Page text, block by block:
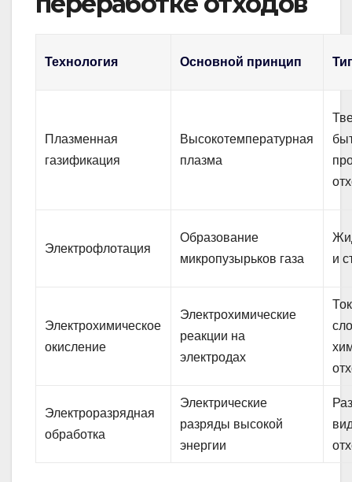
Технология Основной принцип
Плазменная
газификация
Высокотемпературная
плазма
Электрофлотация
Образование
микропузырьков газа
и
Электрохимическое
окисление
Электрохимические
реакции на
электродах
Электроразрядная
обработка
Электрические
разряды высокой
энергии